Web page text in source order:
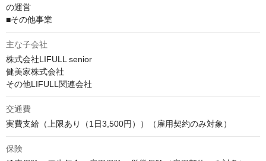
の運営
■その他事業
主な子会社
株式会社LIFULL senior
健美家株式会社
その他LIFULL関連会社
交通費
実費支給（上限あり（1日3,500円））（雇用契約のみ対象）
保険